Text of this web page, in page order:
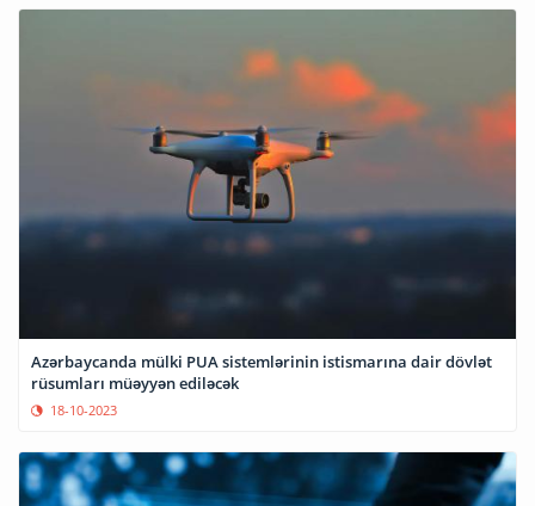
Azərbaycanda mülki PUA sistemlərinin istismarına dair dövlət
rüsumları müəyyən ediləcək
18-10-2023